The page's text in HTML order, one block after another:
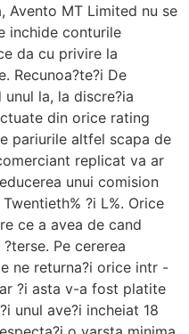
Avento MT Limited nu se
inchide conturile
da cu privire la
Recunoa?te?i De
la, la discre?ia
din orice rating
pariurile altfel scapa de
replicat va ar
unui comision
?i L%. Orice
ce a avea de cand
Pe cererea
ne returna?i orice intr -
?i asta v-a fost platite
unul ave?i incheiat 18